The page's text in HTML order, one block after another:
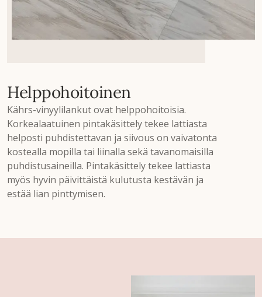
Helppohoitoinen
Kährs-vinyylilankut ovat helppohoitoisia.
Korkealaatuinen pintakäsittely tekee lattiasta
helposti puhdistettavan ja siivous on vaivatonta
kostealla mopilla tai liinalla sekä tavanomaisilla
puhdistusaineilla. Pintakäsittely tekee lattiasta
myös hyvin päivittäistä kulutusta kestävän ja
estää lian pinttymisen.